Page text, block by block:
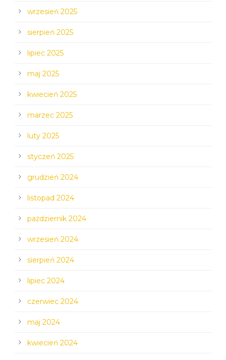
wrzesień 2025
sierpień 2025
lipiec 2025
maj 2025
kwiecień 2025
marzec 2025
luty 2025
styczeń 2025
grudzień 2024
listopad 2024
październik 2024
wrzesień 2024
sierpień 2024
lipiec 2024
czerwiec 2024
maj 2024
kwiecień 2024